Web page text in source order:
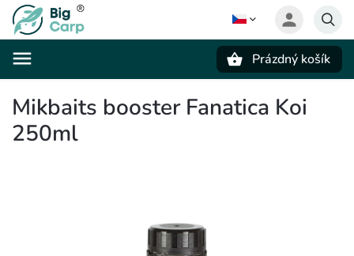
Prázdný košík
Mikbaits booster Fanatica Koi
250ml